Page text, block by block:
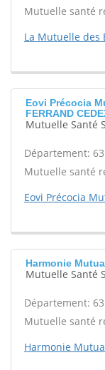
Mutuelle santé
La Mutuelle des
Eovi Précocia
FERRAND
Mutuelle Santé
Département: 63
Mutuelle santé
Eovi Précocia
Harmonie
Mutuelle Santé
Département: 63
Mutuelle santé
Harmonie